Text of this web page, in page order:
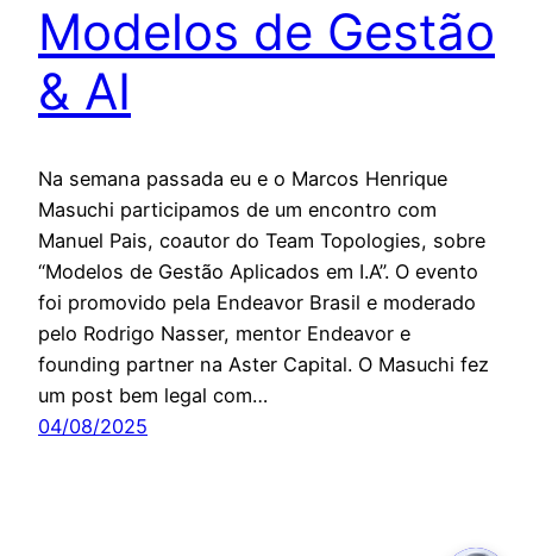
Modelos de Gestão
& AI
Na semana passada eu e o Marcos Henrique
Masuchi participamos de um encontro com
Manuel Pais, coautor do Team Topologies, sobre
“Modelos de Gestão Aplicados em I.A”. O evento
foi promovido pela Endeavor Brasil e moderado
pelo Rodrigo Nasser, mentor Endeavor e
founding partner na Aster Capital. O Masuchi fez
um post bem legal com…
04/08/2025